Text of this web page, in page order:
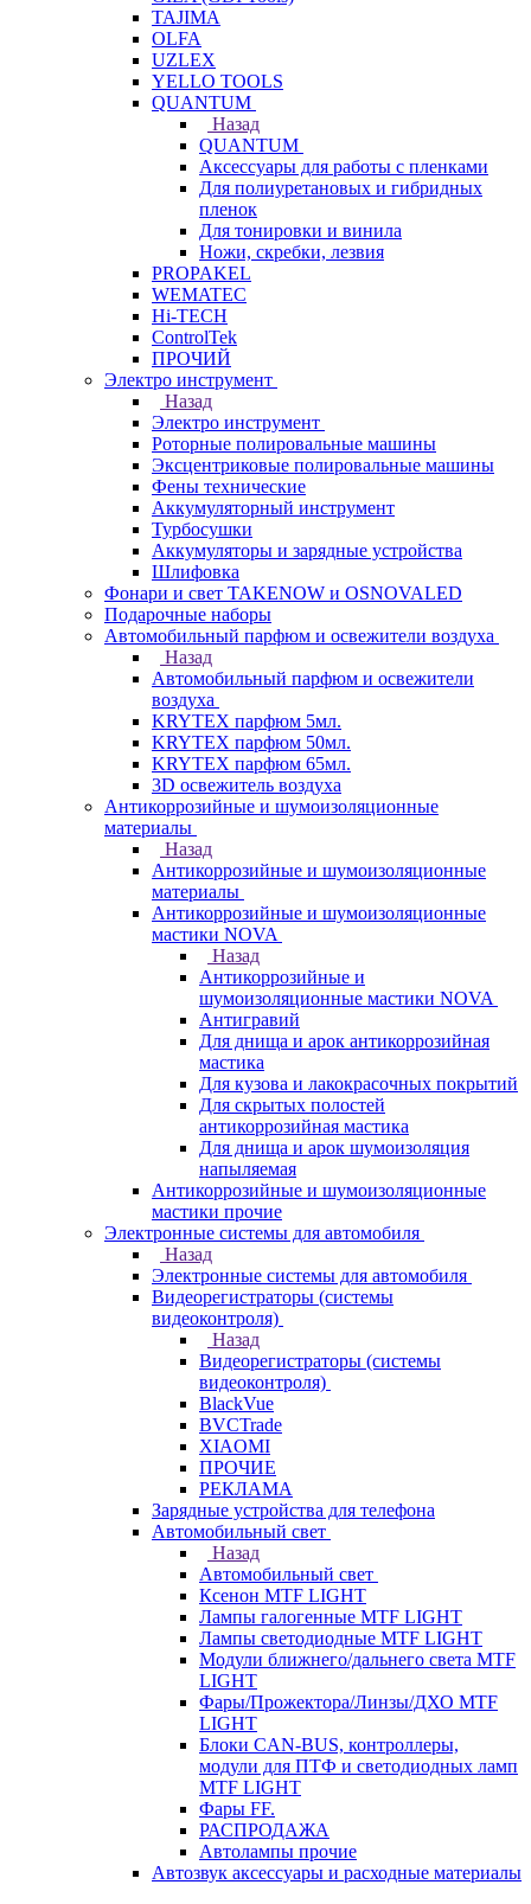
TAJIMA
OLFA
UZLEX
YELLO TOOLS
QUANTUM
Назад
QUANTUM
Аксессуары для работы с пленками
Для полиуретановых и гибридных
пленок
Для тонировки и винила
Ножи, скребки, лезвия
PROPAKEL
WEMATEC
Hi-TECH
ControlTek
ПРОЧИЙ
Электро инструмент
Назад
Электро инструмент
Роторные полировальные машины
Эксцентриковые полировальные машины
Фены технические
Аккумуляторный инструмент
Турбосушки
Аккумуляторы и зарядные устройства
Шлифовка
Фонари и свет TAKENOW и OSNOVALED
Подарочные наборы
Автомобильный парфюм и освежители воздуха
Назад
Автомобильный парфюм и освежители
воздуха
KRYTEX парфюм 5мл.
KRYTEX парфюм 50мл.
KRYTEX парфюм 65мл.
3D освежитель воздуха
Антикоррозийные и шумоизоляционные
материалы
Назад
Антикоррозийные и шумоизоляционные
материалы
Антикоррозийные и шумоизоляционные
мастики NOVA
Назад
Антикоррозийные и
шумоизоляционные мастики NOVA
Антигравий
Для днища и арок антикоррозийная
мастика
Для кузова и лакокрасочных покрытий
Для скрытых полостей
антикоррозийная мастика
Для днища и арок шумоизоляция
напыляемая
Антикоррозийные и шумоизоляционные
мастики прочие
Электронные системы для автомобиля
Назад
Электронные системы для автомобиля
Видеорегистраторы (системы
видеоконтроля)
Назад
Видеорегистраторы (системы
видеоконтроля)
BlackVue
BVCTrade
XIAOMI
ПРОЧИЕ
РЕКЛАМА
Зарядные устройства для телефона
Автомобильный свет
Назад
Автомобильный свет
Ксенон MTF LIGHT
Лампы галогенные MTF LIGHT
Лампы светодиодные MTF LIGHT
Модули ближнего/дальнего света MTF
LIGHT
Фары/Прожектора/Линзы/ДХО MTF
LIGHT
Блоки CAN-BUS, контроллеры,
модули для ПТФ и светодиодных ламп
MTF LIGHT
Фары FF.
РАСПРОДАЖА
Автолампы прочие
Автозвук аксессуары и расходные материалы